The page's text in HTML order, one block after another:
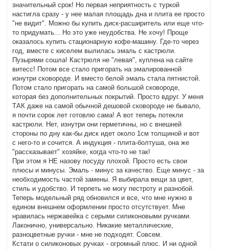
значительный срок! Но первая неприятность с туркой
настигла сразу - у нее малая площадь дна и плита ее просто
"не видит". Можно бы купить диск-расширитель или еще что-
то придумать... Но это уже неудобства. Не хочу! Проще
оказалось купить стационарную кофе-машину. Где-то через
год, вместе с киселем вылилась эмаль с кастрюли.
Пузырями сошла! Кастрюля не "левая", куплена на сайте
витесс! Потом все стало пригорать на эмалированной
изнутри сковороде. И вместо белой эмаль стала пятнистой.
Потом стало пригорать на самой большой сковороде,
которая без дополнительных покрытий. Просто вдруг. У меня
ТАК даже на самой обычной дешовой сковороде не бывало,
я почти сорок лет готовлю сама! А вот теперь потекли
кастрюли. Нет, изнутри они герметичны, но с внешней
стороны по дну как-бы диск идет около 1см толщиной и вот
с него-то и сочится. А индукция - плита-болтуша, она же
"рассказывает" хозяйке, когда что-то не так!
При этом я НЕ назову посуду плохой. Просто есть свои
плюсы и минусы. Эмаль - минус за качество. Еще минус - за
необходимость частой замены. Я выбирала вещи за цвет,
стиль и удобство. И терпеть не могу пестроту и разнобой.
Теперь модельный ряд обновился и все, что мне нужно в
едином внешнем оформлении просто отсутствует. Мне
нравилась нержавейка с серыми силиконовыми ручками.
Лаконично, универсально. Никакие металлические,
разноцветные ручки - мне не подходят. Совсем.
Кстати о силиконовых ручках - огромный плюс. И ни одной